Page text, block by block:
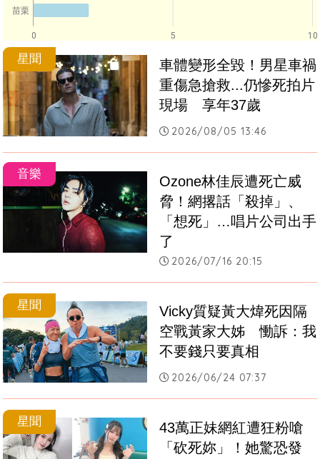
0 5 10
苗栗
星聞
車體變形全毀！男星車禍
重傷急搶救...仍慘死拍片
現場　享年37歲
2026/08/05 13:46
音樂
Ozone林佳辰遭死亡威
脅！網撂話「殺掉」、
「想死」…唱片公司出手
了
2026/07/16 20:15
星聞
Vicky質疑黃大煒死因隔
空戰黃家大姊　慟訴：我
不要錢只要真相
2026/06/24 07:37
星聞
43萬正妹網紅遭狂粉嗆
「砍死妳」！她驚恐發